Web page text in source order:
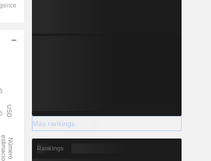
Más rankings
Rankings